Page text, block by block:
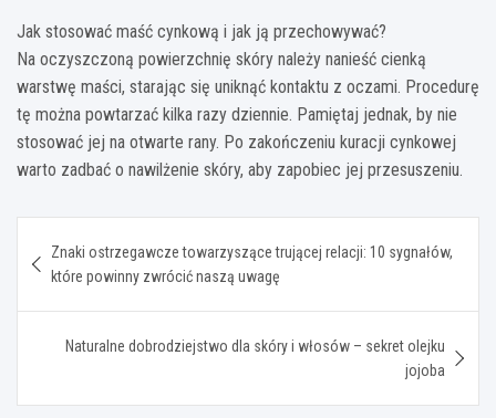
Jak stosować maść cynkową i jak ją przechowywać?
Na oczyszczoną powierzchnię skóry należy nanieść cienką
warstwę maści, starając się uniknąć kontaktu z oczami. Procedurę
tę można powtarzać kilka razy dziennie. Pamiętaj jednak, by nie
stosować jej na otwarte rany. Po zakończeniu kuracji cynkowej
warto zadbać o nawilżenie skóry, aby zapobiec jej przesuszeniu.
wpisu
Znaki ostrzegawcze towarzyszące trującej relacji: 10 sygnałów,
które powinny zwrócić naszą uwagę
Naturalne dobrodziejstwo dla skóry i włosów – sekret olejku
jojoba